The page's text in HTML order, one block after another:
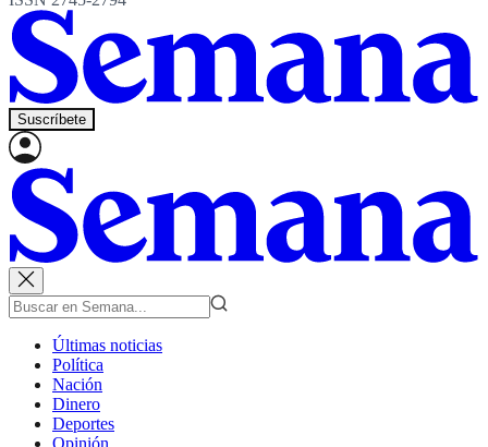
Suscríbete
Últimas noticias
Política
Nación
Dinero
Deportes
Opinión